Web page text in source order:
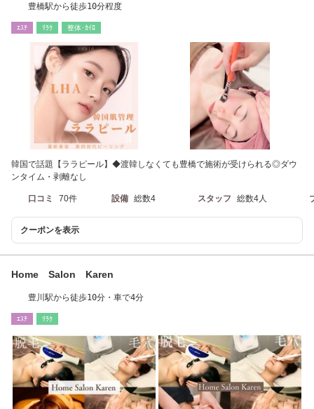
豊橋駅から徒歩10分程度
ｴｽﾃ ﾘﾗｸ 整体･ｶｲﾛ
韓国で話題【ララピール】◆渡韓しなくても豊橋で施術が受けられる◎ダウ
ンタイム・剥離なし
口コミ 70件 設備 総数4 スタッフ 総数4人
クーポンを表示
Home Salon Karen
豊川駅から徒歩10分・車で4分
ｴｽﾃ ﾘﾗｸ